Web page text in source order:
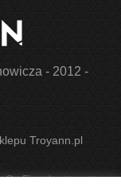
- 2012 -
Troyann.pl
On Fire.pl